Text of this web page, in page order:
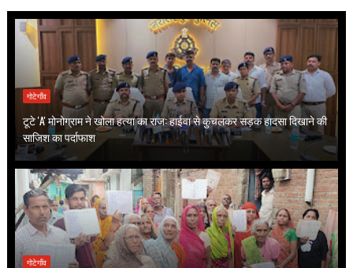
गोटेगाँव
टूटे 'A' मोनोग्राम ने खोला हत्या का राज: हाईवा से कुचलकर सड़क हादसा दिखाने की
साजिश का पर्दाफाश
गोटेगाँव